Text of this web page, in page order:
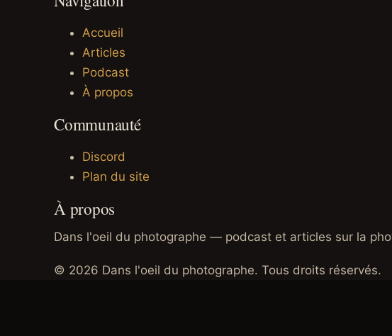
Accueil
Articles
Podcast
À propos
Communauté
Discord
Plan du site
À propos
Dans l'oeil du photographe — podcast et articles sur la
© 2026 Dans l'oeil du photographe. Tous droits réservés.